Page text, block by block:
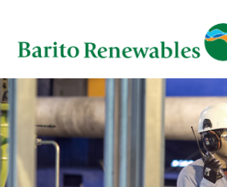
TENTANG KAMI
BISNIS KAMI
INVESTOR
BERITA